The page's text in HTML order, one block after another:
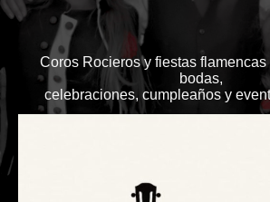
Coros Rocieros y fiestas
bodas,
celebraciones, cumpleaños y